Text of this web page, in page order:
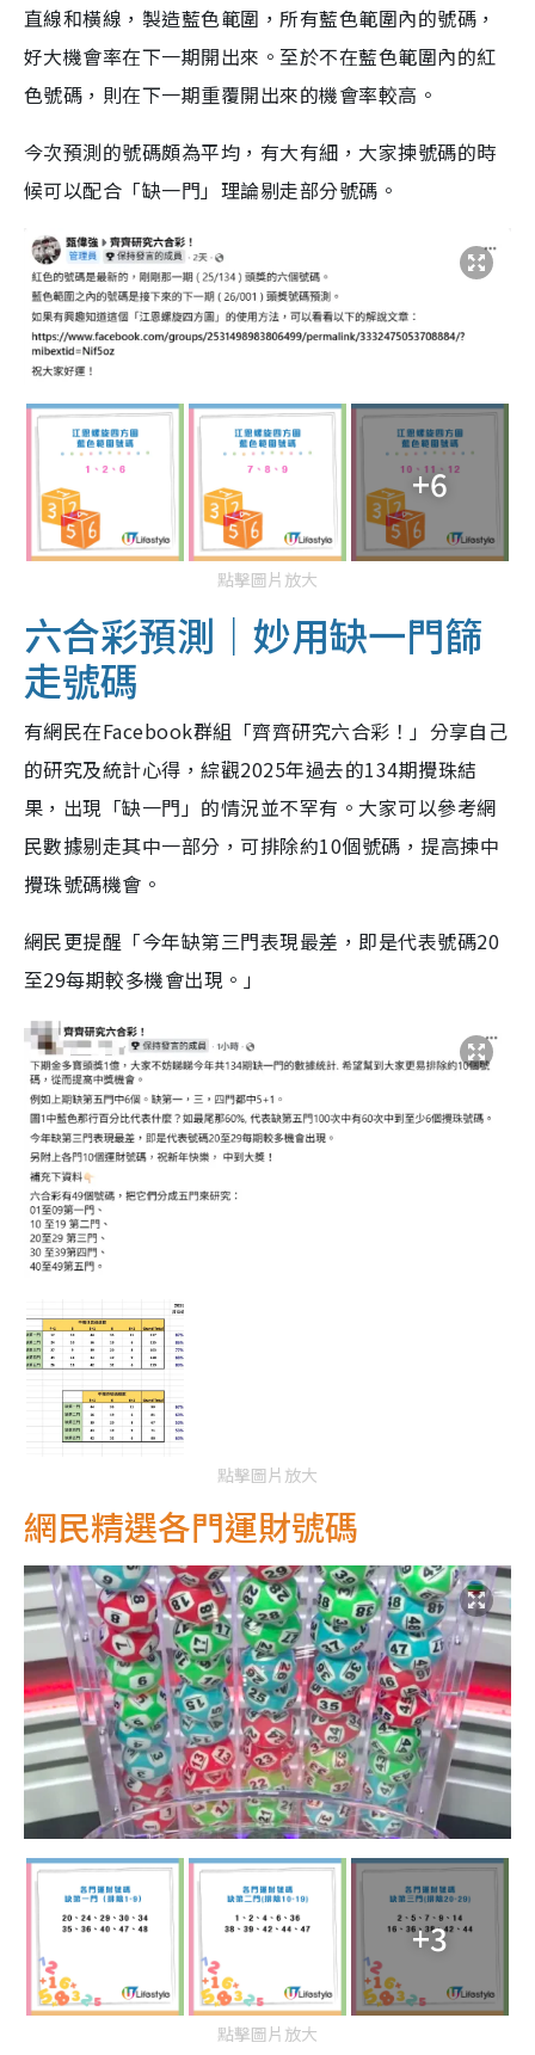
直線和橫線，製造藍色範圍，所有藍色範圍內的號碼，
好大機會率在下一期開出來。至於不在藍色範圍內的紅
色號碼，則在下一期重覆開出來的機會率較高。
今次預測的號碼頗為平均，有大有細，大家揀號碼的時
候可以配合「缺一門」理論剔走部分號碼。
+6
點擊圖片放大
六合彩預測｜妙用缺一門篩
走號碼
有網民在Facebook群組「齊齊研究六合彩！」分享自己
的研究及統計心得，綜觀2025年過去的134期攪珠結
果，出現「缺一門」的情況並不罕有。大家可以參考網
民數據剔走其中一部分，可排除約10個號碼，提高揀中
攪珠號碼機會。
網民更提醒「今年缺第三門表現最差，即是代表號碼20
至29每期較多機會出現。」
點擊圖片放大
網民精選各門運財號碼
+3
點擊圖片放大